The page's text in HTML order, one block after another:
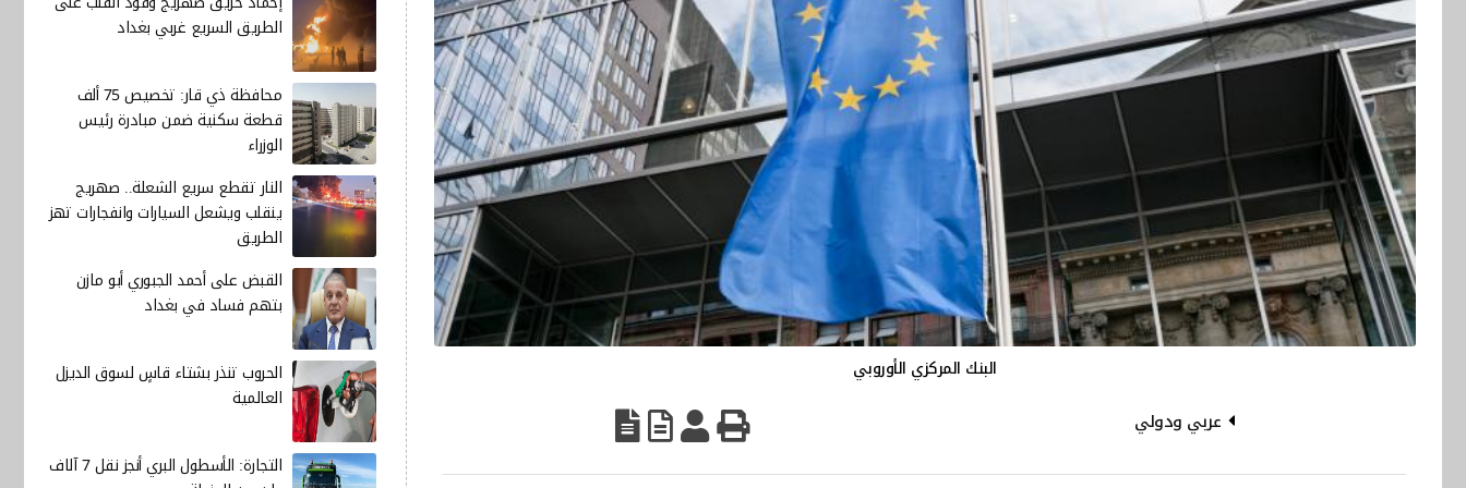
البنك المركزي الأوروبي
عربي ودولي
الطريق السريع غربي بغداد
محافظة ذي قار: تخصيص 75 ألف
قطعة سكنية ضمن مبادرة رئيس
الوزراء
النار تقطع سريع الشعلة.. صهريج
ينقلب ويشعل السيارات وانفجارات تهز
الطريق
القبض على أحمد الجبوري أبو مازن
بتهم فساد في بغداد
الحروب تنذر بشتاء قاسٍ لسوق الديزل
العالمية
التجارة: الأسطول البري أنجز نقل 7 آلاف